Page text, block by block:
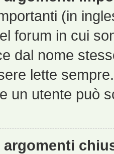
(in
forum in cui
dal nome
lette
un utente può
argomenti